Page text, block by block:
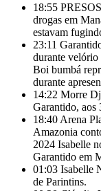
18:55
drogas em
estavam
23:11
durante velório
Boi bumbá
durante
14:22 Morre
Garantido, aos
18:40 Arena
Amazonia
2024 Isabelle
Garantido em
01:03 Isabelle
de Parintins.